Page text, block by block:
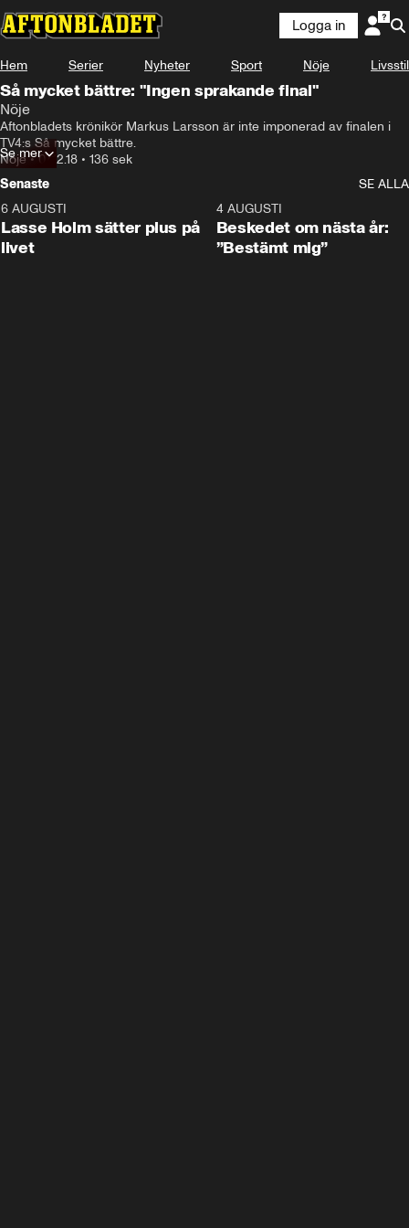
Logga in
Hem Serier Nyheter Sport Nöje Livsstil
Så mycket bättre: "Ingen sprakande final"
Nöje
Aftonbladets krönikör Markus Larsson är inte imponerad av finalen i
TV4:s Så mycket bättre.
Nöje•07.12.18 • 136 sek
Se mer
Senaste
SE ALLA
6 AUGUSTI
Lasse Holm sätter plus på
livet
4 AUGUSTI
Beskedet om nästa år:
”Bestämt mig”